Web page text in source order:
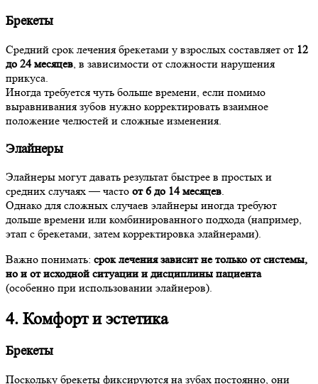
Брекеты
Средний срок лечения брекетами у взрослых составляет от 12
до 24 месяцев, в зависимости от сложности нарушения
прикуса.
Иногда требуется чуть больше времени, если помимо
выравнивания зубов нужно корректировать взаимное
положение челюстей и сложные изменения.
Элайнеры
Элайнеры могут давать результат быстрее в простых и
средних случаях — часто от 6 до 14 месяцев.
Однако для сложных случаев элайнеры иногда требуют
дольше времени или комбинированного подхода (например,
этап с брекетами, затем корректировка элайнерами).
Важно понимать: срок лечения зависит не только от системы,
но и от исходной ситуации и дисциплины пациента
(особенно при использовании элайнеров).
4. Комфорт и эстетика
Брекеты
Поскольку брекеты фиксируются на зубах постоянно, они